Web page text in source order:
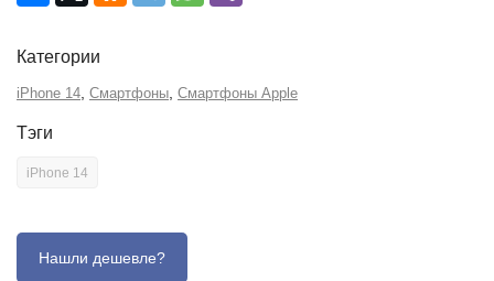
Категории
iPhone 14 Смартфоны Смартфоны Apple
Тэги
iPhone 14